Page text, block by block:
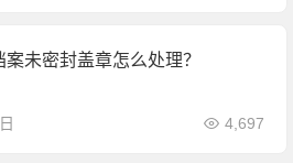
案未密封盖章怎么处理？
4,697